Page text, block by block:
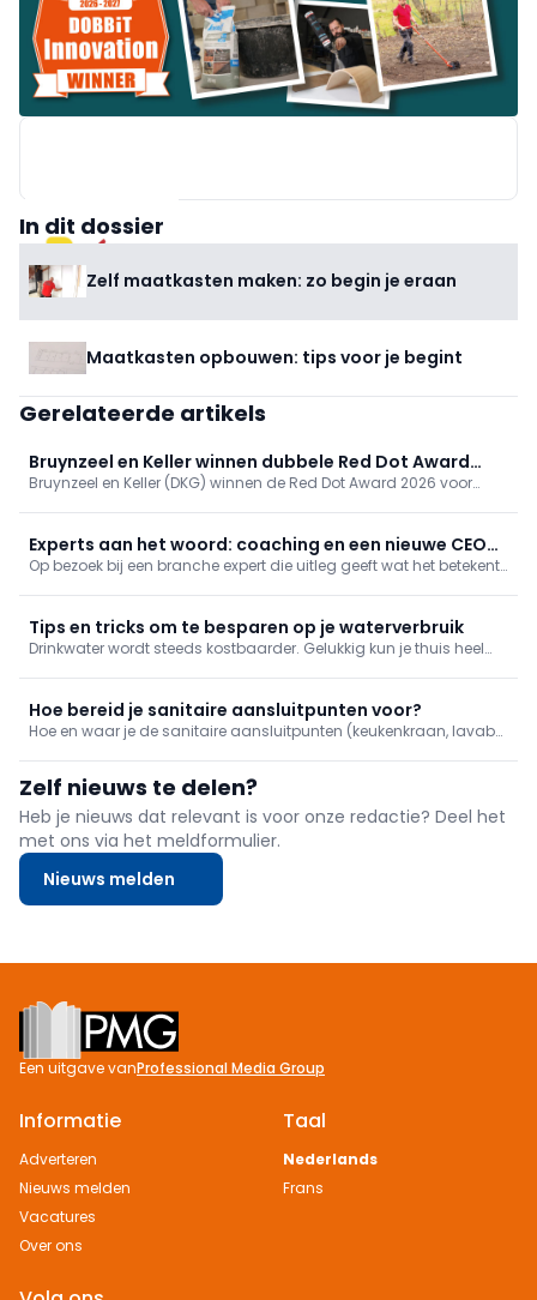
In dit dossier
Zelf maatkasten maken: zo begin je eraan
Maatkasten opbouwen: tips voor je begint
Gerelateerde artikels
Bruynzeel en Keller winnen dubbele Red Dot Award
2026 voor biobased keukens
Bruynzeel en Keller (DKG) winnen de Red Dot Award 2026 voor
duurzame, schaalbare en betaalbare innovatie.
Experts aan het woord: coaching en een nieuwe CEO
voor je bedrijf
Op bezoek bij een branche expert die uitleg geeft wat het betekent
Tips en tricks om te besparen op je waterverbruik
Drinkwater wordt steeds kostbaarder. Gelukkig kun je thuis heel
verlaag meteen je waterfactuur.
Hoe bereid je sanitaire aansluitpunten voor?
Hoe en waar je de sanitaire aansluitpunten (keukenkraan, lavabo,
te laag voorziet.
Zelf nieuws te delen?
Heb je nieuws dat relevant is voor onze redactie? Deel het
met ons via het meldformulier.
Nieuws melden
Footer
Een uitgave vanProfessional Media Group
Informatie
Adverteren
Nieuws melden
Vacatures
Over ons
Taal
Nederlands
Frans